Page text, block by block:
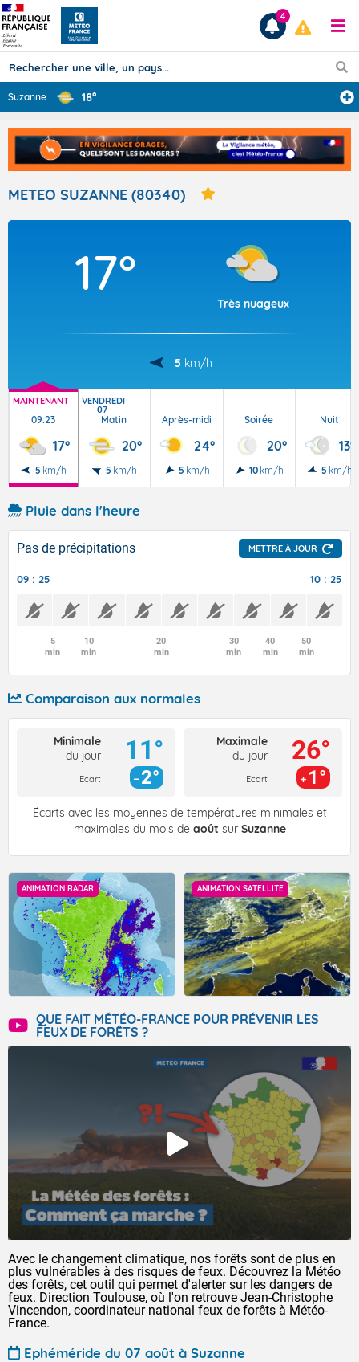
Prévisions
TOUS LES RÉSULTATS
Articles
4
Suzanne 18°
METEO SUZANNE (80340)
17°
Très nuageux
5 km/h
MAINTENANT
09:23
17°
5 km/h
VENDREDI
07
Matin
20°
5 km/h
Après-midi
24°
5 km/h
Soirée
20°
10 km/h
Nuit
13°
5 km/h
Pluie dans l'heure
Pas de précipitations METTRE À JOUR
09 : 25 10 : 25
5
min
10
min
20
min
30
min
40
min
50
min
Comparaison aux normales
Minimale
du jour
Ecart
11°
2°
Maximale
du jour
Ecart
26°
1°
Écarts avec les moyennes de températures minimales et
maximales du mois de août sur Suzanne
ANIMATION RADAR ANIMATION SATELLITE
QUE FAIT MÉTÉO-FRANCE POUR PRÉVENIR LES
FEUX DE FORÊTS ?
Avec le changement climatique, nos forêts sont de plus en
plus vulnérables à des risques de feux. Découvrez la Météo
des forêts, cet outil qui permet d'alerter sur les dangers de
feux. Direction Toulouse, où l'on retrouve Jean-Christophe
Vincendon, coordinateur national feux de forêts à Météo-
France.
Ephéméride du 07 août à Suzanne